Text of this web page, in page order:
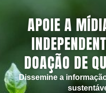
APOIE A
DOAÇÃO DE
Dissemine a